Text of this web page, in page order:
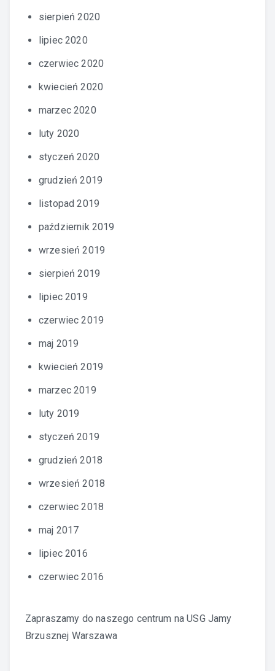
sierpień 2020
lipiec 2020
czerwiec 2020
kwiecień 2020
marzec 2020
luty 2020
styczeń 2020
grudzień 2019
listopad 2019
październik 2019
wrzesień 2019
sierpień 2019
lipiec 2019
czerwiec 2019
maj 2019
kwiecień 2019
marzec 2019
luty 2019
styczeń 2019
grudzień 2018
wrzesień 2018
czerwiec 2018
maj 2017
lipiec 2016
czerwiec 2016
Zapraszamy do naszego centrum naUSG Jamy
Brzusznej Warszawa